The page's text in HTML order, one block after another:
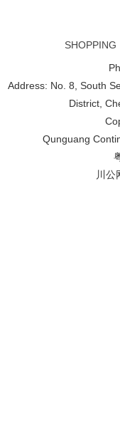
SHOPPING
Address: No. 8, South
District,
Qunguang
川公